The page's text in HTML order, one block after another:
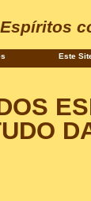
Este